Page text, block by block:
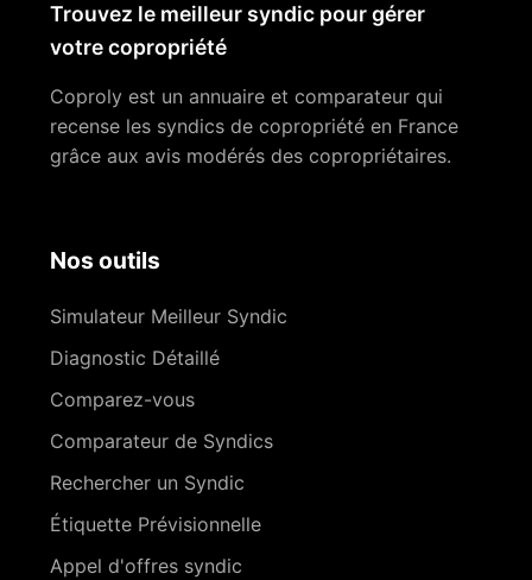
Trouvez le meilleur syndic pour gérer
votre copropriété
Coproly est un annuaire et comparateur qui
recense les syndics de copropriété en France
grâce aux avis modérés des copropriétaires.
Nos outils
Simulateur Meilleur Syndic
Diagnostic Détaillé
Comparez-vous
Comparateur de Syndics
Rechercher un Syndic
Étiquette Prévisionnelle
Appel d'offres syndic